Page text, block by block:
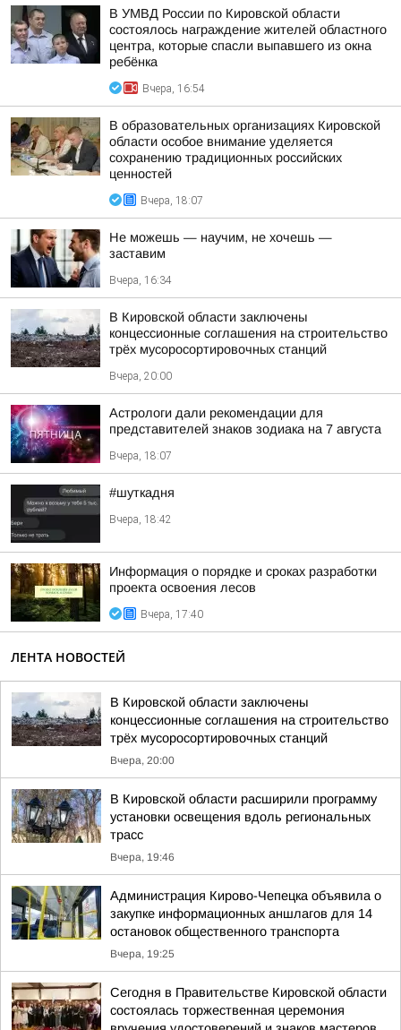
В УМВД России по Кировской области
состоялось награждение жителей областного
центра, которые спасли выпавшего из окна
ребёнка
Вчера, 16:54
В образовательных организациях Кировской
области особое внимание уделяется
сохранению традиционных российских
ценностей
Вчера, 18:07
Не можешь — научим, не хочешь —
заставим
Вчера, 16:34
В Кировской области заключены
концессионные соглашения на строительство
трёх мусоросортировочных станций
Вчера, 20:00
Астрологи дали рекомендации для
представителей знаков зодиака на 7 августа
Вчера, 18:07
#шуткадня
Вчера, 18:42
Информация о порядке и сроках разработки
проекта освоения лесов
Вчера, 17:40
ЛЕНТА НОВОСТЕЙ
В Кировской области заключены
концессионные соглашения на строительство
трёх мусоросортировочных станций
Вчера, 20:00
В Кировской области расширили программу
установки освещения вдоль региональных
трасс
Вчера, 19:46
Администрация Кирово-Чепецка объявила о
закупке информационных аншлагов для 14
остановок общественного транспорта
Вчера, 19:25
Сегодня в Правительстве Кировской области
состоялась торжественная церемония